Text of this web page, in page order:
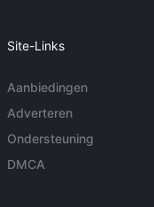
Site-Links
Aanbiedingen
Adverteren
Ondersteuning
DMCA